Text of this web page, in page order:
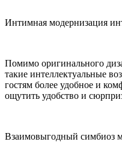
Интимная модернизация
Помимо оригинального
такие интеллектуальные
гостям более удобное и
ощутить удобство и
Взаимовыгодный симбиоз